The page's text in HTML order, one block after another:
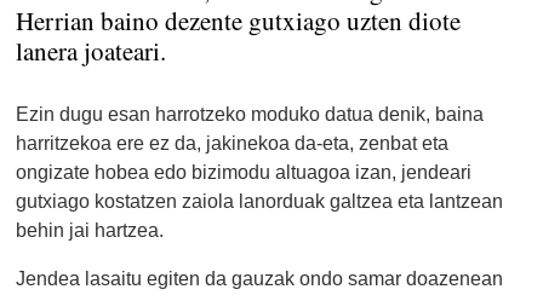
Herrian baino dezente gutxiago uzten diote
lanera joateari.
Ezin dugu esan harrotzeko moduko datua denik, baina
harritzekoa ere ez da, jakinekoa da-eta, zenbat eta
ongizate hobea edo bizimodu altuagoa izan, jendeari
gutxiago kostatzen zaiola lanorduak galtzea eta lantzean
behin jai hartzea.
Jendea lasaitu egiten da gauzak ondo samar doazenean